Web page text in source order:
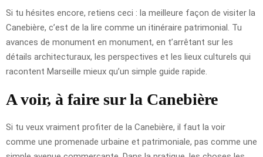
Si tu hésites encore, retiens ceci : la meilleure façon de visiter la
Canebière, c’est de la lire comme un itinéraire patrimonial. Tu
avances de monument en monument, en t’arrêtant sur les
détails architecturaux, les perspectives et les lieux culturels qui
racontent Marseille mieux qu’un simple guide rapide.
A voir, à faire sur la Canebière
Si tu veux vraiment profiter de la Canebière, il faut la voir
comme une promenade urbaine et patrimoniale, pas comme une